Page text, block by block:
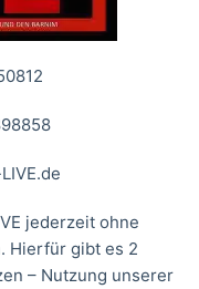
jederzeit ohne
Hierfür gibt es 2
– Nutzung unserer